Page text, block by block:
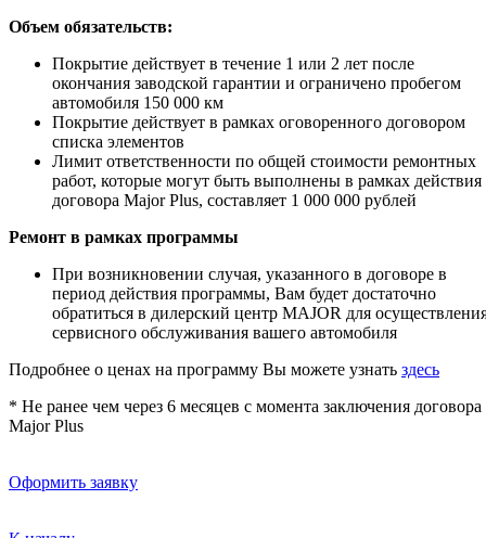
Объем обязательств:
Покрытие действует в течение 1 или 2 лет после
окончания заводской гарантии и ограничено пробегом
автомобиля 150 000 км
Покрытие действует в рамках оговоренного договором
списка элементов
Лимит ответственности по общей стоимости ремонтных
работ, которые могут быть выполнены в рамках действия
договора Major Plus, составляет 1 000 000 рублей
Ремонт в рамках программы
При возникновении случая, указанного в договоре в
период действия программы, Вам будет достаточно
обратиться в дилерский центр MAJOR для
сервисного обслуживания вашего автомобиля
Подробнее о ценах на программу Вы можете узнать здесь
* Не ранее чем через 6 месяцев с момента заключения договора
Major Plus
Оформить заявку